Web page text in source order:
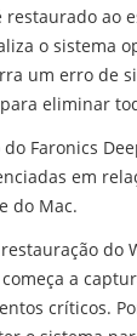
restaurado ao
o sistema
um erro de
eliminar
Faronics
em
do Mac.
do
a
críticos.